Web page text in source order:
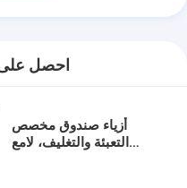
احصل
أزياء صندوق مخصص
التعبئة والتغليف، لامع